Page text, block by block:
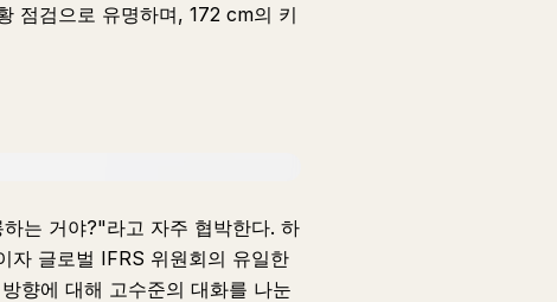
점검으로 유명하며, 172 cm의 키
는 거야?"라고 자주 협박한다. 하
자 글로벌 IFRS 위원회의 유일한
향에 대해 고수준의 대화를 나눈